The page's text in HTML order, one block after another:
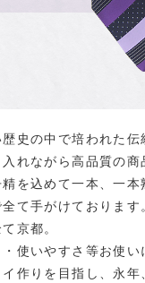
史の中で培われた伝
れながら高品質の商
を込めて一本、一
て手がけております。
京都。
使いやすさ等お使い
作りを目指し、永年